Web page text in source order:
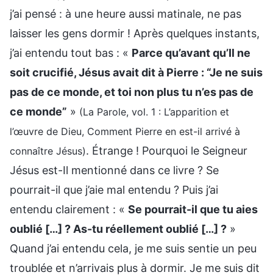
j’ai pensé : à une heure aussi matinale, ne pas
laisser les gens dormir ! Après quelques instants,
j’ai entendu tout bas : « Parce qu’avant qu’Il ne
soit crucifié, Jésus avait dit à Pierre : “Je ne suis
pas de ce monde, et toi non plus tu n’es pas de
ce monde” » (La Parole, vol. 1 : L’apparition et
l’œuvre de Dieu, Comment Pierre en est-il arrivé à
connaître Jésus). Étrange ! Pourquoi le Seigneur
Jésus est-Il mentionné dans ce livre ? Se
pourrait-il que j’aie mal entendu ? Puis j’ai
entendu clairement : « Se pourrait-il que tu aies
oublié […] ? As-tu réellement oublié […] ? »
Quand j’ai entendu cela, je me suis sentie un peu
troublée et n’arrivais plus à dormir. Je me suis dit